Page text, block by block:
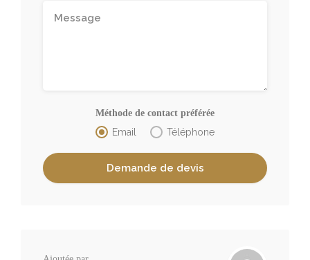
Méthode de contact préférée
Email Téléphone